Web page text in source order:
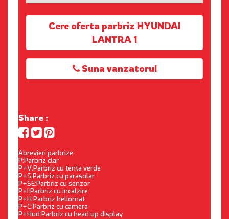
Cere oferta parbriz HYUNDAI
LANTRA 1
Suna vanzatorul
Share :
Abrevieri parbrize:
P:Parbriz clar
P+V:Parbriz cu tenta verde
P+S:Parbriz cu parasolar
P+SE:Parbriz cu senzor
P+I:Parbriz cu incalzire
P+H:Parbriz heliomat
P+C:Parbriz cu camera
P+Hud:Parbriz cu head up display